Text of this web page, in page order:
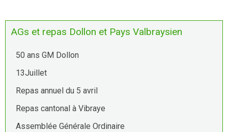
AGs et repas Dollon et Pays Valbraysien
50 ans GM Dollon
13Juillet
Repas annuel du 5 avril
Repas cantonal à Vibraye
Assemblée Générale Ordinaire